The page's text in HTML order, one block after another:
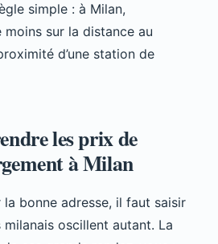
simple : à Milan,
moins sur la distance au
d’une station de
les prix de
à Milan
bonne adresse, il faut saisir
oscillent autant. La